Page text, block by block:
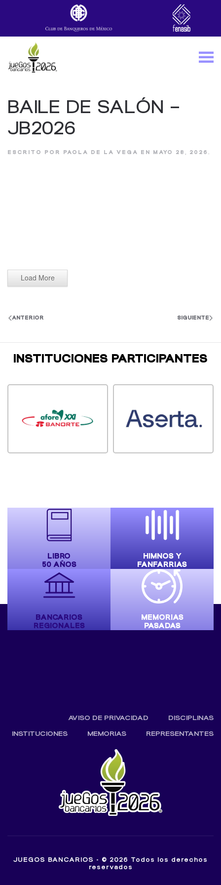
Skip to main content
BAILE DE SALÓN –
JB2026
ESCRITO POR PAOLA DE LA VEGA EN MAYO 28, 2026 .
Load More
ANTERIOR SIGUIENTE
INSTITUCIONES PARTICIPANTES
LIBRO
50 AÑOS
HIMNOS Y
FANFARRIAS
BANCARIOS
REGIONALES
MEMORIAS
PASADAS
AVISO DE PRIVACIDAD
DISCIPLINAS
INSTITUCIONES
MEMORIAS REPRESENTANTES
JUEGOS BANCARIOS - © 2026 Todos los derechos
reservados